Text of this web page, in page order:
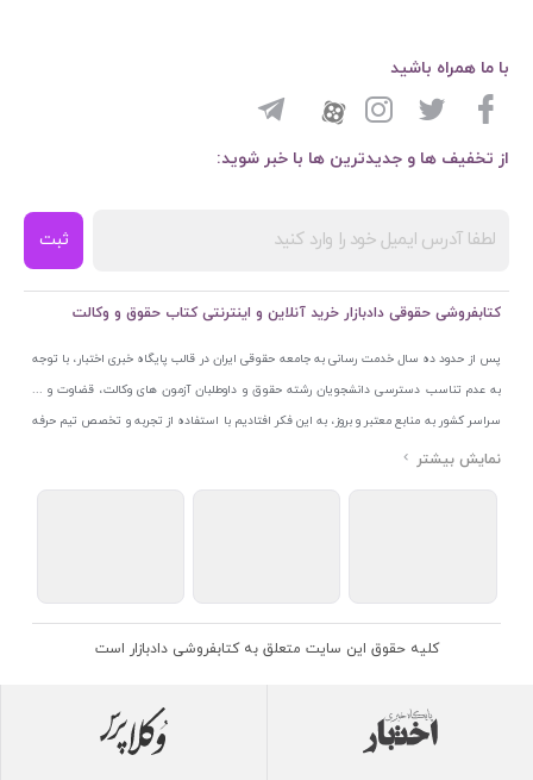
از تخفیف ها و جدیدترین ها با خبر شوید:
ثبت
با ما همراه باشید
کتابفروشی حقوقی دادبازار خرید آنلاین و اینترنتی کتاب حقوق و وکالت
پس از حدود ده سال خدمت رسانی به جامعه حقوقی ایران در قالب پایگاه خبری اختبار، با توجه
به عدم تناسب دسترسی دانشجویان رشته حقوق و داوطلبان آزمون های وکالت، قضاوت و ...
سراسر کشور به منابع معتبر و بروز، به این فکر افتادیم با استفاده از تجربه و تخصص تیم حرفه
ای اختبار خدمتی جدید به جامعه حقوقی ایران ارائه کنیم. به این منظور با راه اندازی و تجهیز
اتحادیه ناشران و کتابفروشان تهران به منظور ارائه مطمئن ترین خدمات مجموعه بسیار کامل و
اندازی کردیم تا علاقمندان بتوانند با اطمینان کافی و به اتکای اعتبار این مجموعه قدیمی کتاب و
کلیه حقوق این سایت متعلق به کتابفروشی دادبازار است